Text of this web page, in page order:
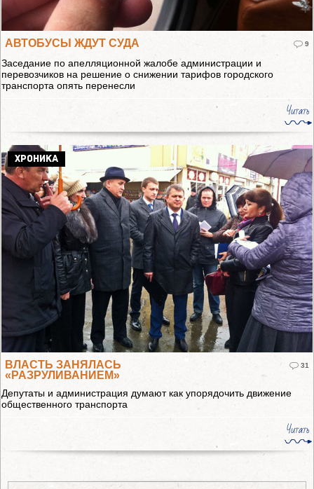
АВТОБУСЫ ЖДУТ СУДА 9
Заседание по апелляционной жалобе администрации и
перевозчиков на решение о снижении тарифов городского
транспорта опять перенесли
Читать
ХРОНИКА
ВЛАСТЬ ЗАНЯЛАСЬ
«РАЗРУЛИВАНИЕМ»
31
Депутаты и администрация думают как упорядочить движение
общественного транспорта
Читать